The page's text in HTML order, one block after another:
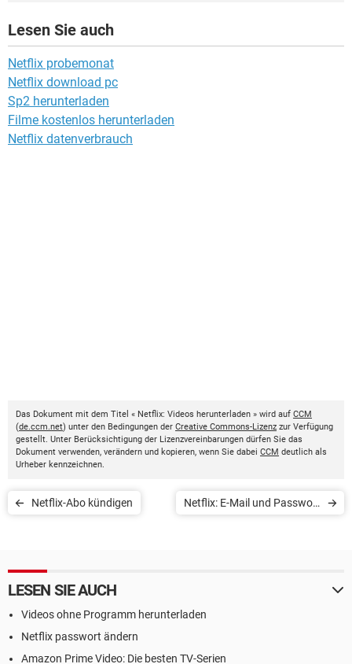
Lesen Sie auch
Netflix probemonat
Netflix download pc
Sp2 herunterladen
Filme kostenlos herunterladen
Netflix datenverbrauch
Das Dokument mit dem Titel « Netflix: Videos herunterladen » wird auf CCM
(de.ccm.net) unter den Bedingungen der Creative Commons-Lizenz zur Verfügung
gestellt. Unter Berücksichtigung der Lizenzvereinbarungen dürfen Sie das
Dokument verwenden, verändern und kopieren, wenn Sie dabei CCM deutlich als
Urheber kennzeichnen.
Netflix-Abo kündigen
Netflix: E-Mail und Passwort
LESEN SIE AUCH
Videos ohne Programm herunterladen
Netflix passwort ändern
Amazon Prime Video: Die besten TV-Serien